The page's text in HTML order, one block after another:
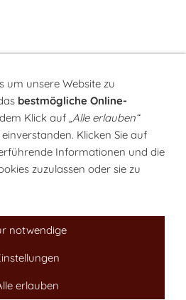
LINK-Hinweis
unsKontakt
um unsere Website zu
bestmögliche Online-
Klick auf „Alle erlauben“
Klicken Sie auf
Informationen und die
zuzulassen oder sie zu
notwendige
erlauben